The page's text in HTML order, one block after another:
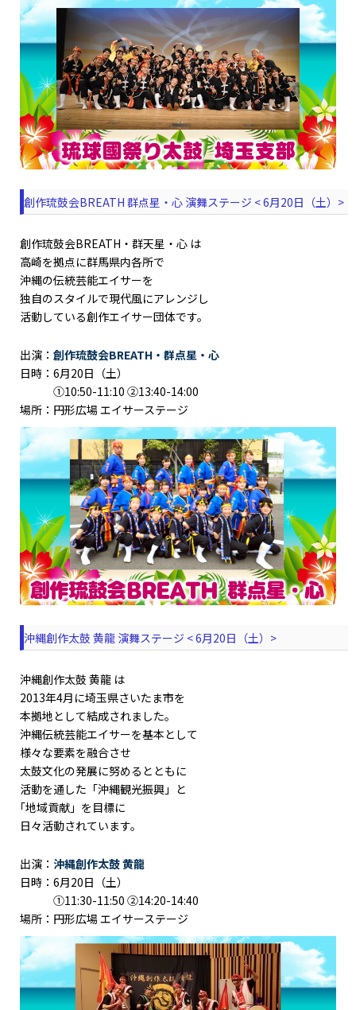
創作琉鼓会BREATH 群点星・心 演舞ステージ < 6月20日（土）>
創作琉鼓会BREATH・群天星・心 は
高崎を拠点に群馬県内各所で
沖縄の伝統芸能エイサーを
独自のスタイルで現代風にアレンジし
活動している創作エイサー団体です。
出演： 創作琉鼓会BREATH・群点星・心
日時：6月20日（土）
①10:50-11:10 ②13:40-14:00
場所：円形広場 エイサーステージ
沖縄創作太鼓 黄龍 演舞ステージ < 6月20日（土）>
沖縄創作太鼓 黄龍 は
2013年4月に埼玉県さいたま市を
本拠地として結成されました。
沖縄伝統芸能エイサーを基本として
様々な要素を融合させ
太鼓文化の発展に努めるとともに
活動を通した「沖縄観光振興」と
｢地域貢献」を目標に
日々活動されています。
出演： 沖縄創作太鼓 黄龍
日時：6月20日（土）
①11:30-11:50 ②14:20-14:40
場所：円形広場 エイサーステージ